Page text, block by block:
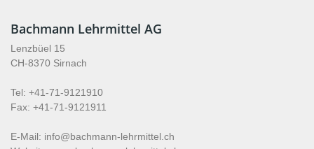
Bachmann Lehrmittel AG
Lenzbüel 15
CH-8370 Sirnach
Tel: +41-71-9121910
Fax: +41-71-9121911
E-Mail: info@bachmann-lehrmittel.ch